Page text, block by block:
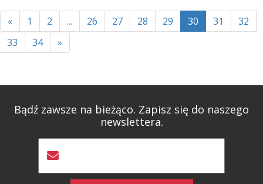
« 1 2 ... 26 27 28 29 30 31
32
33
34 »
Bądź zawsze na bieżąco. Zapisz się do naszego
newslettera.